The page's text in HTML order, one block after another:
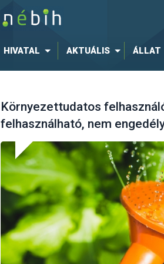
HIVATAL AKTUÁLIS ÁLLAT
Környezettudatos
felhasználható, nem